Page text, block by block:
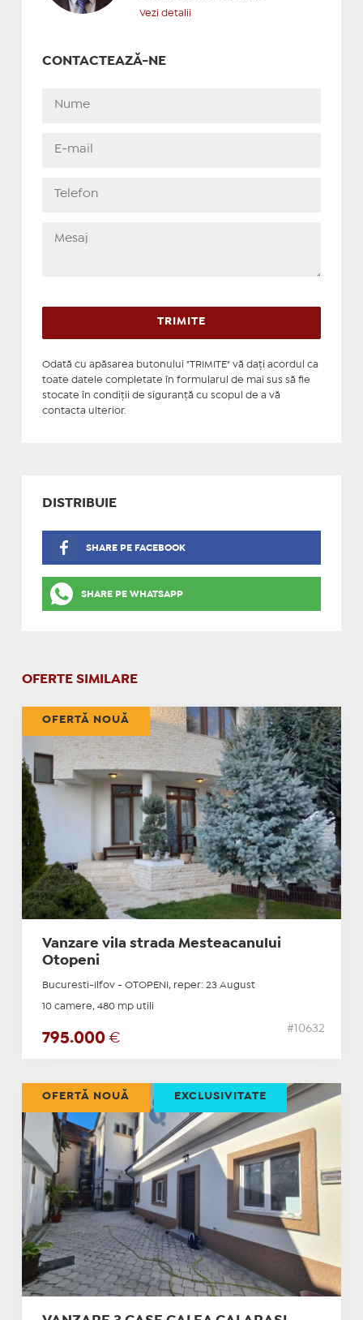
Vezi detalii
CONTACTEAZĂ-NE
Odată cu apăsarea butonului "TRIMITE" vă daţi acordul ca
toate datele completate în formularul de mai sus să fie
stocate în condiţii de siguranţă cu scopul de a vă
contacta ulterior.
DISTRIBUIE
SHARE PE FACEBOOK
SHARE PE WHATSAPP
OFERTE SIMILARE
Vanzare vila strada Mesteacanului
Otopeni
Bucuresti-Ilfov - OTOPENI, reper: 23 August
10 camere, 480 mp utili
795.000 €
#10632
OFERTĂ NOUĂ
OFERTĂ NOUĂ EXCLUSIVITATE